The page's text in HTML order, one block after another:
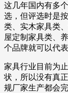
这几年国内有多
选，但评选时是
类、实木家具类
屋定制家具类、
个品牌就可以代
家具行业目前为
状，所以没有真
规厂家生产都会